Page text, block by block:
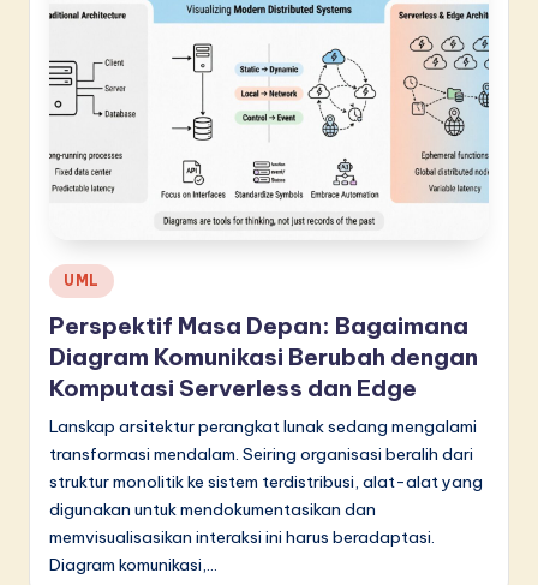
Posted
in
UML
Perspektif Masa Depan: Bagaimana
Diagram Komunikasi Berubah dengan
Komputasi Serverless dan Edge
Lanskap arsitektur perangkat lunak sedang mengalami
transformasi mendalam. Seiring organisasi beralih dari
struktur monolitik ke sistem terdistribusi, alat-alat yang
digunakan untuk mendokumentasikan dan
memvisualisasikan interaksi ini harus beradaptasi.
Diagram komunikasi,…